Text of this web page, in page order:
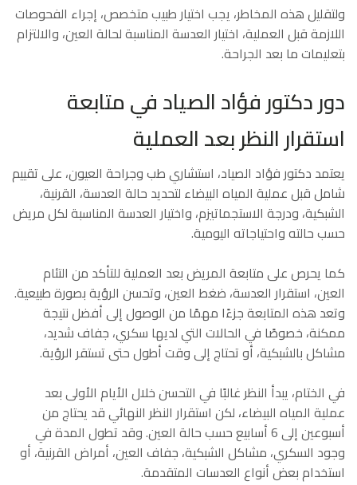
ولتقليل هذه المخاطر، يجب اختيار طبيب متخصص، إجراء الفحوصات
اللازمة قبل العملية، اختيار العدسة المناسبة لحالة العين، والالتزام
بتعليمات ما بعد الجراحة.
دور دكتور فؤاد الصياد في متابعة
استقرار النظر بعد العملية
يعتمد دكتور فؤاد الصياد، استشاري طب وجراحة العيون، على تقييم
شامل قبل عملية المياه البيضاء لتحديد حالة العدسة، القرنية،
الشبكية، ودرجة الاستجماتيزم، واختيار العدسة المناسبة لكل مريض
حسب حالته واحتياجاته اليومية.
كما يحرص على متابعة المريض بعد العملية للتأكد من التئام
العين، استقرار العدسة، ضغط العين، وتحسن الرؤية بصورة طبيعية.
وتعد هذه المتابعة جزءًا مهمًا من الوصول إلى أفضل نتيجة
ممكنة، خصوصًا في الحالات التي لديها سكري، جفاف شديد،
مشاكل بالشبكية، أو تحتاج إلى وقت أطول حتى تستقر الرؤية.
في الختام، يبدأ النظر غالبًا في التحسن خلال الأيام الأولى بعد
عملية المياه البيضاء، لكن استقرار النظر النهائي قد يحتاج من
أسبوعين إلى 6 أسابيع حسب حالة العين. وقد تطول المدة في
وجود السكري، مشاكل الشبكية، جفاف العين، أمراض القرنية، أو
استخدام بعض أنواع العدسات المتقدمة.